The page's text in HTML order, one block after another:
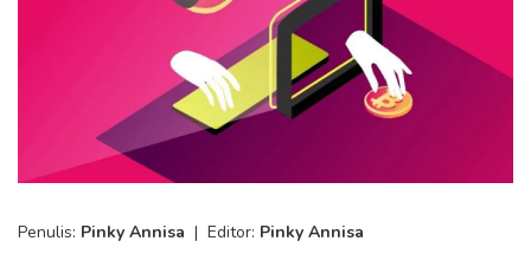
Penulis: Pinky Annisa | Editor: Pinky Annisa